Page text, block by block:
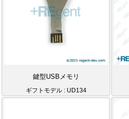
鍵型USBメモリ
ギフトモデル : UD134